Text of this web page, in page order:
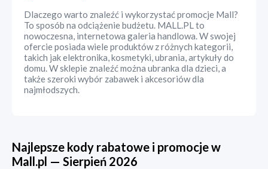
Dlaczego warto znaleźć i wykorzystać promocje Mall?
To sposób na odciążenie budżetu. MALL.PL to
nowoczesna, internetowa galeria handlowa. W swojej
ofercie posiada wiele produktów z różnych kategorii,
takich jak elektronika, kosmetyki, ubrania, artykuły do
domu. W sklepie znaleźć można ubranka dla dzieci, a
także szeroki wybór zabawek i akcesoriów dla
najmłodszych.
Najlepsze kody rabatowe i promocje w
Mall.pl — Sierpień 2026